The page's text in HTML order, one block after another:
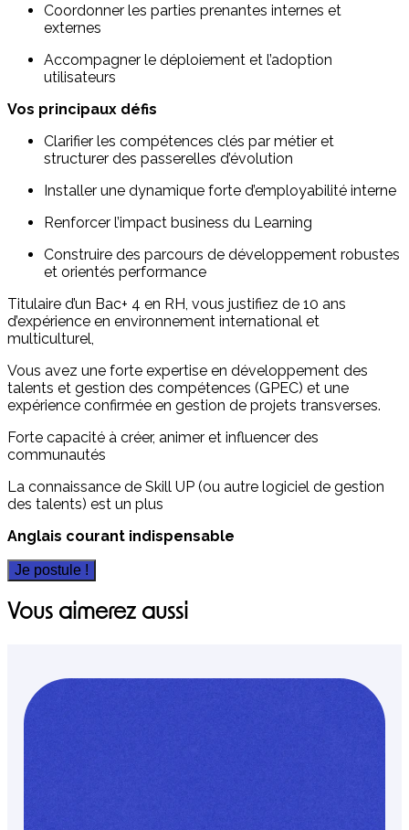
Coordonner les parties prenantes internes et
externes
Accompagner le déploiement et l’adoption
utilisateurs
Vos principaux défis
Clarifier les compétences clés par métier et
structurer des passerelles d’évolution
Installer une dynamique forte d’employabilité interne
Renforcer l’impact business du Learning
Construire des parcours de développement robustes
et orientés performance
Titulaire d’un Bac+ 4 en RH, vous justifiez de 10 ans
d’expérience en environnement international et
multiculturel,
Vous avez une forte expertise en développement des
talents et gestion des compétences (GPEC) et une
expérience confirmée en gestion de projets transverses.
Forte capacité à créer, animer et influencer des
communautés
La connaissance de Skill UP (ou autre logiciel de gestion
des talents) est un plus
Anglais courant indispensable
Je postule !
Vous aimerez aussi